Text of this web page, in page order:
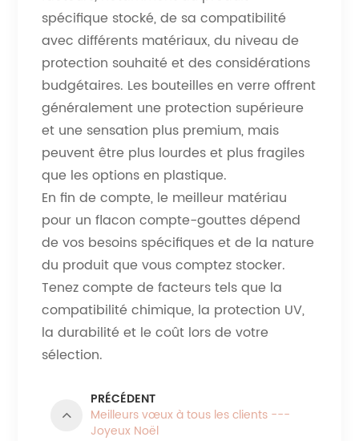
spécifique stocké, de sa compatibilité
avec différents matériaux, du niveau de
protection souhaité et des considérations
budgétaires. Les bouteilles en verre offrent
généralement une protection supérieure
et une sensation plus premium, mais
peuvent être plus lourdes et plus fragiles
que les options en plastique.
En fin de compte, le meilleur matériau
pour un flacon compte-gouttes dépend
de vos besoins spécifiques et de la nature
du produit que vous comptez stocker.
Tenez compte de facteurs tels que la
compatibilité chimique, la protection UV,
la durabilité et le coût lors de votre
sélection.
PRÉCÉDENT
Meilleurs vœux à tous les clients ---
Joyeux Noël